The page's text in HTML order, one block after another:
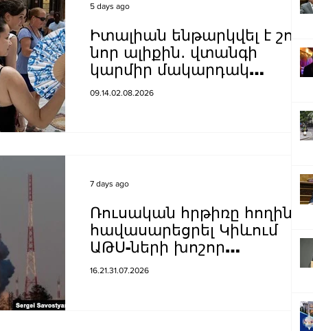
Իտալիան ենթարկվել է շոգի
նոր ալիքին․ վտանգի
կարմիր մակարդակ
կսահմանվի գրեթե բոլոր
09.14.02.08.2026
5 days ago
Ռուսական հրթիռը հողին է
հավասարեցրել Կիևում
ԱԹՍ-ների խոշոր
գործարանը
16.21.31.07.2026
7 days ago